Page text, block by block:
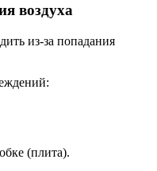
воздуха
из-за попадания
(плита).